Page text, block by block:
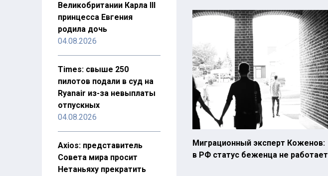
Великобритании Карла III
принцесса Евгения
родила дочь
04.08.2026
Times: свыше 250
пилотов подали в суд на
Ryanair из-за невыплаты
отпускных
04.08.2026
Axios: представитель
Совета мира просит
Нетаньяху прекратить
Миграционный эксперт Коженов:
в РФ статус беженца не работает